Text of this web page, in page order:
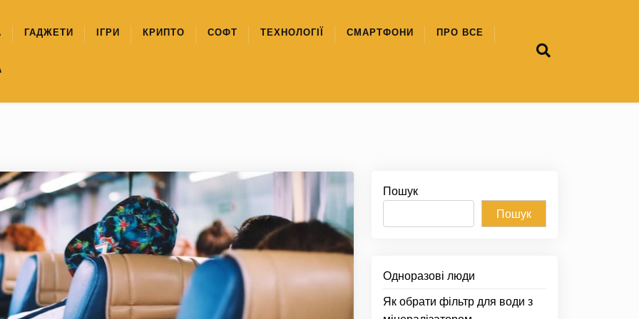
ГАДЖЕТИ ІГРИ КРИПТО СОФТ ТЕХНОЛОГІЇ СМАРТФОНИ ПРО ВСЕ
Пошук
Пошук
Одноразові люди
Як обрати фільтр для води з